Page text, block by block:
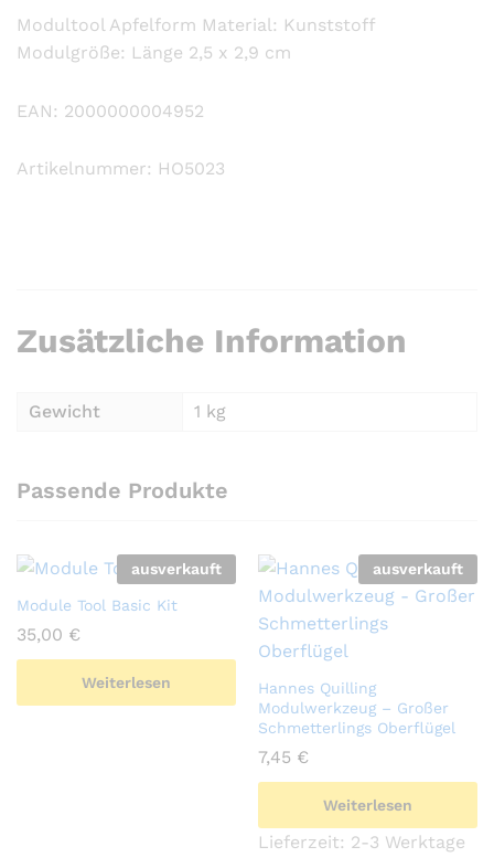
Modultool Apfelform Material: Kunststoff
Modulgröße: Länge 2,5 x 2,9 cm
EAN: 2000000004952
Artikelnummer: HO5023
Zusätzliche Information
Gewicht 1 kg
Passende Produkte
ausverkauft
Module Tool Basic Kit
35,00 €
Weiterlesen
ausverkauft
Hannes Quilling
Modulwerkzeug – Großer
Schmetterlings Oberflügel
7,45 €
Weiterlesen
Lieferzeit: 2-3 Werktage